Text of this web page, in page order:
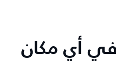
في أي مكان